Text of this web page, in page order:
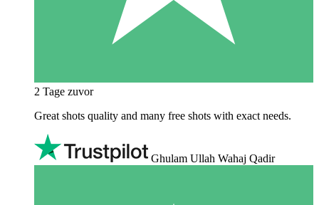
2 Tage zuvor
Great shots quality and many free shots with exact needs.
Ghulam Ullah Wahaj Qadir